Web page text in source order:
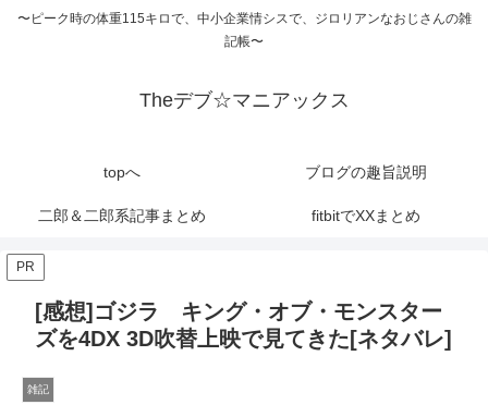
〜ピーク時の体重115キロで、中小企業情シスで、ジロリアンなおじさんの雑
記帳〜
Theデブ☆マニアックス
topへ ブログの趣旨説明
二郎＆二郎系記事まとめ fitbitでXXまとめ
PR
[感想]ゴジラ キング・オブ・モンスター
ズを4DX 3D吹替上映で見てきた[ネタバレ]
雑記